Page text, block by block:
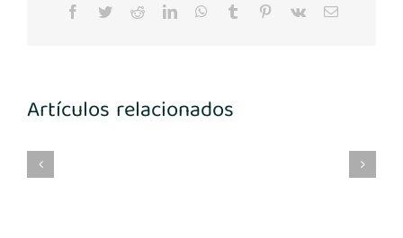
Facebook
TwitterRedditLinkedInWhatsApp
Tumblr Pinterest
Vk
Correo
Artículos relacionados
Implantes